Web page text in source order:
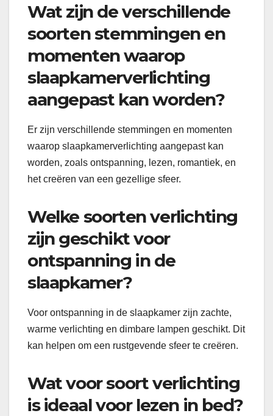
Wat zijn de verschillende
soorten stemmingen en
momenten waarop
slaapkamerverlichting
aangepast kan worden?
Er zijn verschillende stemmingen en momenten
waarop slaapkamerverlichting aangepast kan
worden, zoals ontspanning, lezen, romantiek, en
het creëren van een gezellige sfeer.
Welke soorten verlichting
zijn geschikt voor
ontspanning in de
slaapkamer?
Voor ontspanning in de slaapkamer zijn zachte,
warme verlichting en dimbare lampen geschikt. Dit
kan helpen om een rustgevende sfeer te creëren.
Wat voor soort verlichting
is ideaal voor lezen in bed?